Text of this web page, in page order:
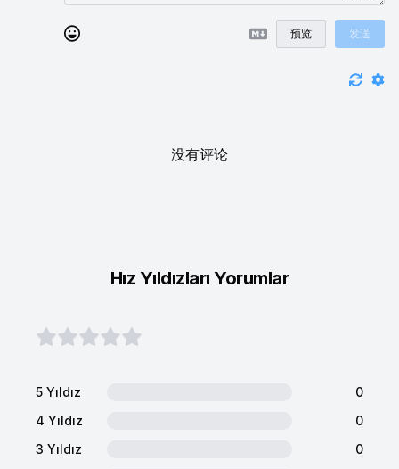
预览 发送
没有评论
Hız Yıldızları Yorumlar
5 Yıldız
0
4 Yıldız
0
3 Yıldız
0